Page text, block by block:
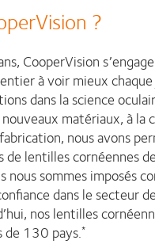
?
CooperVision
à voir mieux
dans la science
matériaux, à la
nous avons
de lentilles cornéennes
sommes imposés
dans le secteur
nos lentilles
de 130 pays.*